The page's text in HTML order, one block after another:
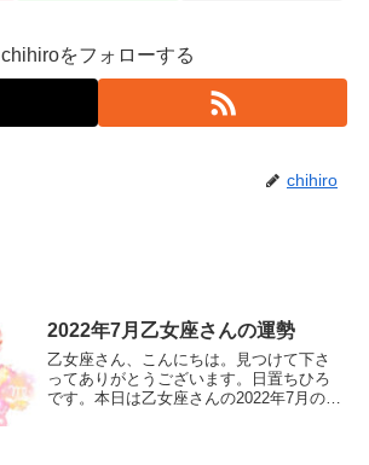
chihiroをフォローする
chihiro
2022年7月乙女座さんの運勢
乙女座さん、こんにちは。見つけて下さ
ってありがとうございます。日置ちひろ
です。本日は乙女座さんの2022年7月の運